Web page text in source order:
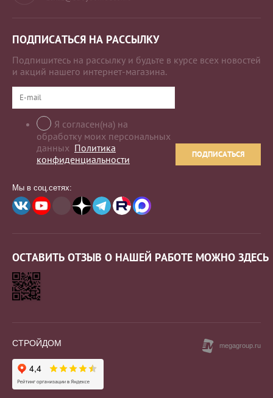
ПОДПИСАТЬСЯ НА РАССЫЛКУ
Подпишитесь на рассылку и будьте в курсе всех новостей
и акций нашего интернет-магазина.
Я согласен(на) на
обработку моих персональных
данных Политика
конфиденциальности
ПОДПИСАТЬСЯ
Мы в соц.сетях:
ОСТАВИТЬ ОТЗЫВ О НАШЕЙ РАБОТЕ МОЖНО ЗДЕСЬ
СТРОЙДОМ